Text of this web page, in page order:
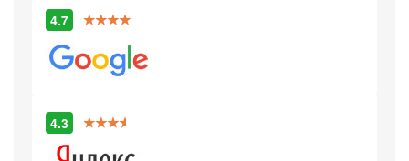
4.7
4.3